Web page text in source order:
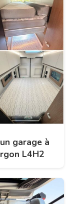
garage à
L4H2